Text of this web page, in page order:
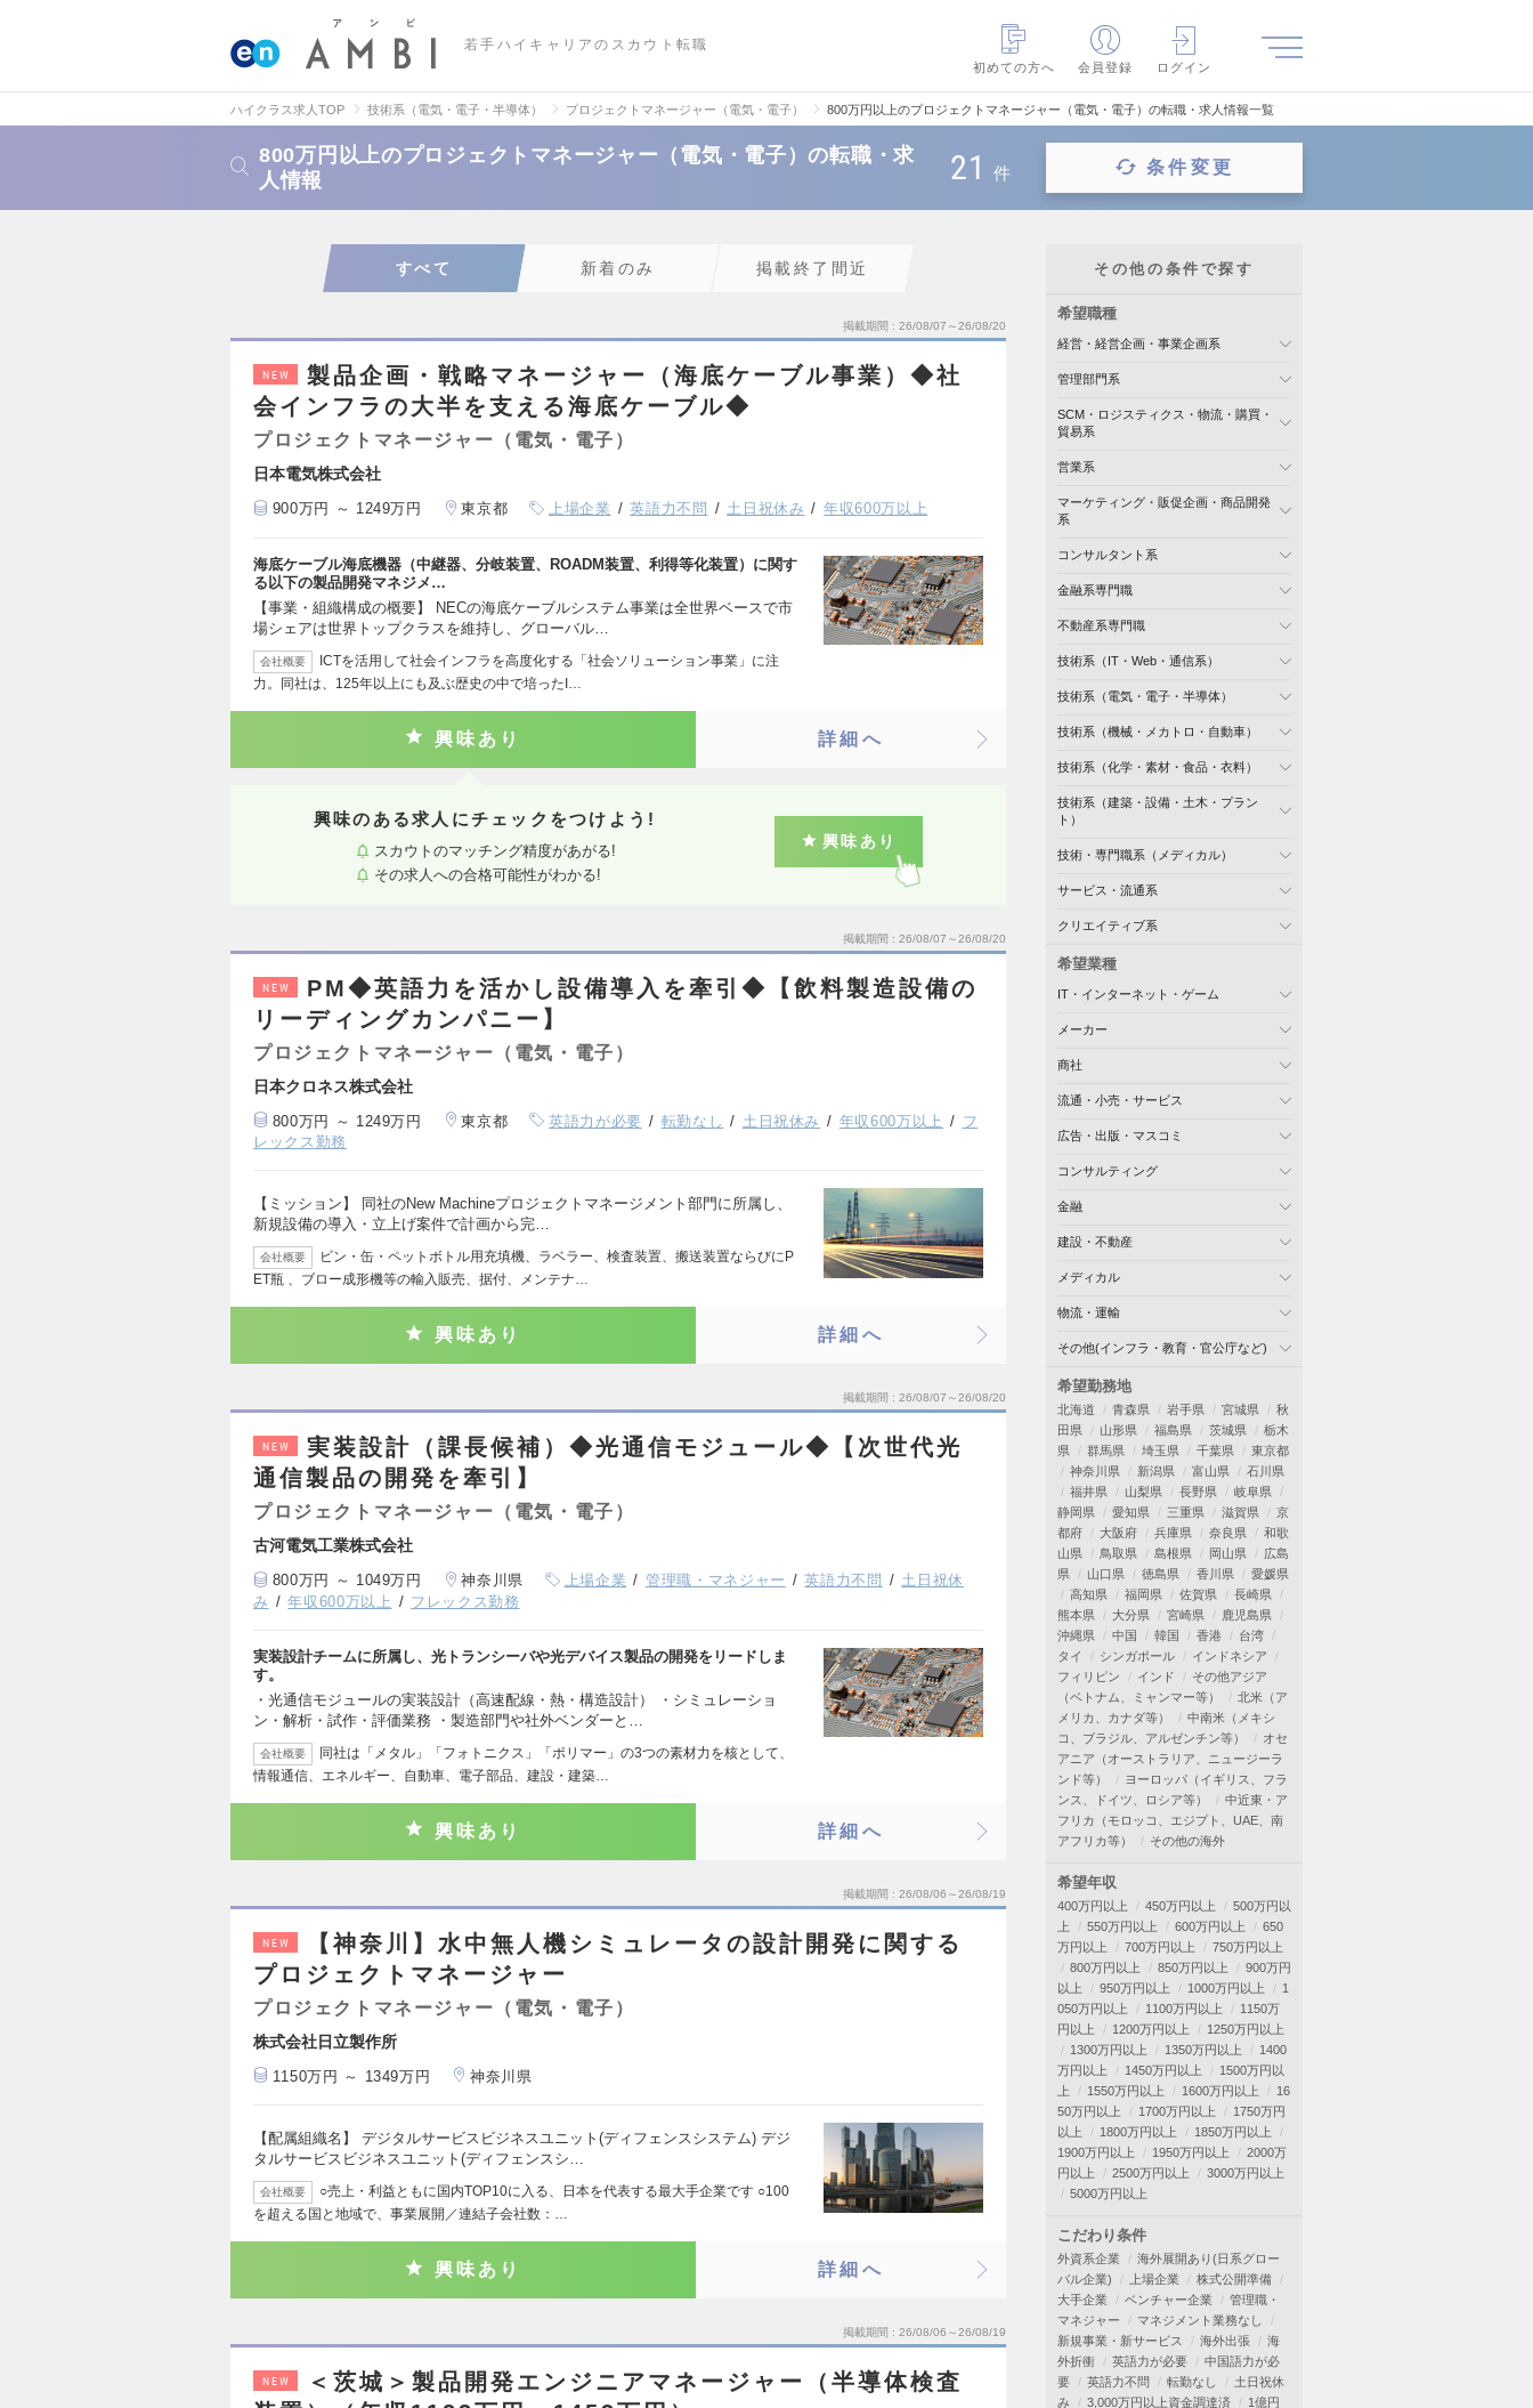
若手ハイキャリアのスカウト転職
初めての方へ
会員登録 ログイン
ハイクラス求人TOP 技術系（電気・電子・半導体） プロジェクトマネージャー（電気・電子） 800万円以上のプロジェクトマネージャー（電気・電子）の転職・求人情報一覧
800万円以上のプロジェクトマネージャー（電気・電子）の転職・求
人情報
21 件 条件変更
すべて 新着のみ 掲載終了間近
掲載期間 26/08/07～26/08/20
NEW
製品企画・戦略マネージャー（海底ケーブル事業）◆社
会インフラの大半を支える海底ケーブル◆
プロジェクトマネージャー（電気・電子）
日本電気株式会社
900万円 ～ 1249万円 東京都 上場企業 英語力不問 土日祝休み 年収600万以上
海底ケーブル海底機器（中継器、分岐装置、ROADM装置、利得等化装置）に関す
る以下の製品開発マネジメ…
【事業・組織構成の概要】 NECの海底ケーブルシステム事業は全世界ベースで市
場シェアは世界トップクラスを維持し、グローバル…
会社概要
ICTを活用して社会インフラを高度化する「社会ソリューション事業」に注
力。同社は、125年以上にも及ぶ歴史の中で培ったI…
興味あり 詳細へ
興味のある求人にチェックをつけよう!
スカウトのマッチング精度があがる!
その求人への合格可能性がわかる!
興味あり
掲載期間 26/08/07～26/08/20
NEW
PM◆英語力を活かし設備導入を牽引◆【飲料製造設備の
リーディングカンパニー】
プロジェクトマネージャー（電気・電子）
日本クロネス株式会社
800万円 ～ 1249万円 東京都 英語力が必要 転勤なし 土日祝休み 年収600万以上
フ
レックス勤務
【ミッション】 同社のNew Machineプロジェクトマネージメント部門に所属し、
新規設備の導入・立上げ案件で計画から完…
会社概要
ビン・缶・ペットボトル用充填機、ラベラー、検査装置、搬送装置ならびにP
ET瓶 、ブロー成形機等の輸入販売、据付、メンテナ…
興味あり 詳細へ
掲載期間 26/08/07～26/08/20
NEW
実装設計（課長候補）◆光通信モジュール◆【次世代光
通信製品の開発を牽引】
プロジェクトマネージャー（電気・電子）
古河電気工業株式会社
800万円 ～ 1049万円 神奈川県 上場企業 管理職・マネジャー 英語力不問
土日祝休
み
年収600万以上 フレックス勤務
実装設計チームに所属し、光トランシーバや光デバイス製品の開発をリードしま
す。
・光通信モジュールの実装設計（高速配線・熱・構造設計） ・シミュレーショ
ン・解析・試作・評価業務 ・製造部門や社外ベンダーと…
会社概要
同社は「メタル」「フォトニクス」「ポリマー」の3つの素材力を核として、
情報通信、エネルギー、自動車、電子部品、建設・建築…
興味あり 詳細へ
掲載期間 26/08/06～26/08/19
NEW
【神奈川】水中無人機シミュレータの設計開発に関する
プロジェクトマネージャー
プロジェクトマネージャー（電気・電子）
株式会社日立製作所
1150万円 ～ 1349万円 神奈川県
【配属組織名】 デジタルサービスビジネスユニット(ディフェンスシステム) デジ
タルサービスビジネスユニット(ディフェンスシ…
会社概要
○売上・利益ともに国内TOP10に入る、日本を代表する最大手企業です ○100
を超える国と地域で、事業展開／連結子会社数：…
興味あり 詳細へ
掲載期間 26/08/06～26/08/19
NEW
＜茨城＞製品開発エンジニアマネージャー（半導体検査
その他の条件で探す
希望職種
経営・経営企画・事業企画系
管理部門系
SCM・ロジスティクス・物流・購買・
貿易系
営業系
マーケティング・販促企画・商品開発
系
コンサルタント系
金融系専門職
不動産系専門職
技術系（IT・Web・通信系）
技術系（電気・電子・半導体）
技術系（機械・メカトロ・自動車）
技術系（化学・素材・食品・衣料）
技術系（建築・設備・土木・プラン
ト）
技術・専門職系（メディカル）
サービス・流通系
クリエイティブ系
希望業種
IT・インターネット・ゲーム
メーカー
商社
流通・小売・サービス
広告・出版・マスコミ
コンサルティング
金融
建設・不動産
メディカル
物流・運輸
その他(インフラ・教育・官公庁など)
希望勤務地
北海道 青森県 岩手県 宮城県
秋
田県
山形県 福島県 茨城県
栃木
県
群馬県 埼玉県 千葉県
東京都
神奈川県
新潟県 富山県
石川県
福井県
山梨県 長野県
岐阜県
静岡県
愛知県 三重県 滋賀県
京
都府
大阪府 兵庫県 奈良県
和歌
山県
鳥取県 島根県 岡山県
広島
県
山口県 徳島県 香川県
愛媛県
高知県
福岡県 佐賀県
長崎県
熊本県
大分県 宮崎県
鹿児島県
沖縄県
中国 韓国 香港
台湾
タイ
シンガポール
インドネシア
フィリピン
インド
その他アジア
（ベトナム、ミャンマー等）
北米（ア
メリカ、カナダ等）
中南米（メキシ
コ、ブラジル、アルゼンチン等）
オセ
アニア（オーストラリア、ニュージーラ
ンド等）
ヨーロッパ（イギリス、フラ
ンス、ドイツ、ロシア等）
中近東・ア
フリカ（モロッコ、エジプト、UAE、南
アフリカ等）
その他の海外
希望年収
400万円以上 450万円以上
500万円以
上
550万円以上 600万円以上
650
万円以上
700万円以上
750万円以上
800万円以上
850万円以上
900万円
以上
950万円以上 1000万円以上
1
050万円以上
1100万円以上
1150万
円以上
1200万円以上
1250万円以上
1300万円以上
1350万円以上
1400
万円以上
1450万円以上
1500万円以
上
1550万円以上 1600万円以上
16
50万円以上
1700万円以上
1750万円
以上
1800万円以上
1850万円以上
1900万円以上
1950万円以上
2000万
円以上
2500万円以上
3000万円以上
5000万円以上
こだわり条件
外資系企業
海外展開あり(日系グロー
バル企業)
上場企業
株式公開準備
大手企業
ベンチャー企業
管理職・
マネジャー
マネジメント業務なし
新規事業・新サービス
海外出張
海
外折衝
英語力が必要
中国語力が必
要
英語力不問 転勤なし
土日祝休
み
3,000万円以上資金調達済
1億円